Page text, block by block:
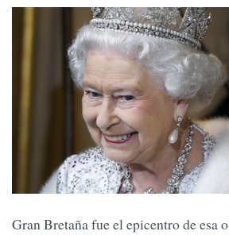
Gran Bretaña fue el epicentro de esa